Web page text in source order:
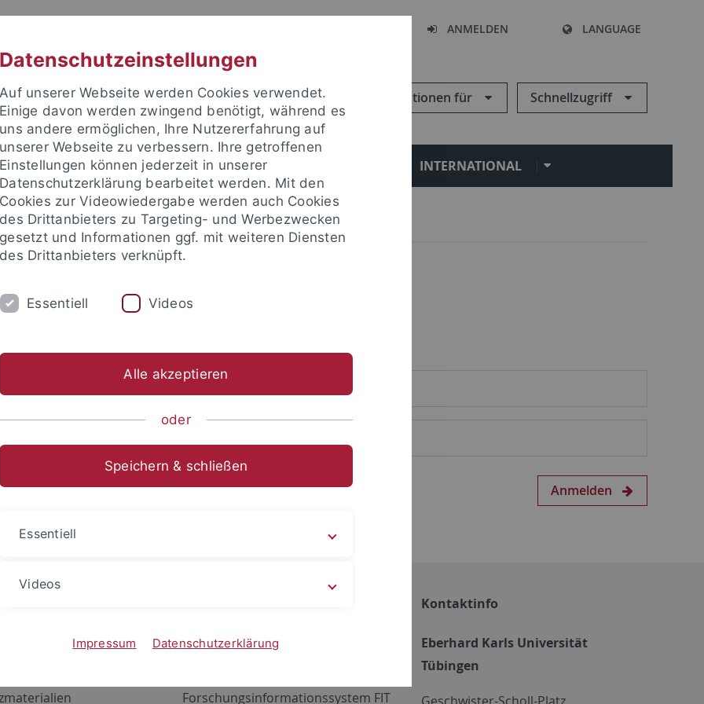
ANMELDEN LANGUAGE
Informationen für Schnellzugriff
FORSCHUNG EINRICHTUNGEN INTERNATIONAL
um sich anzumelden:
Anmelden
Netzwerk
ALMA
Forschungsinformationssystem FIT
Kontaktinfo
Eberhard Karls Universität
Tübingen
Datenschutzeinstellungen
Auf unserer Webseite werden Cookies verwendet.
Einige davon werden zwingend benötigt, während es
uns andere ermöglichen, Ihre Nutzererfahrung auf
unserer Webseite zu verbessern. Ihre getroffenen
Einstellungen können jederzeit in unserer
Datenschutzerklärung bearbeitet werden. Mit den
Cookies zur Videowiedergabe werden auch Cookies
des Drittanbieters zu Targeting- und Werbezwecken
gesetzt und Informationen ggf. mit weiteren Diensten
des Drittanbieters verknüpft.
Essentiell Videos
Alle akzeptieren
oder
Speichern & schließen
Essentiell
Videos
Impressum Datenschutzerklärung